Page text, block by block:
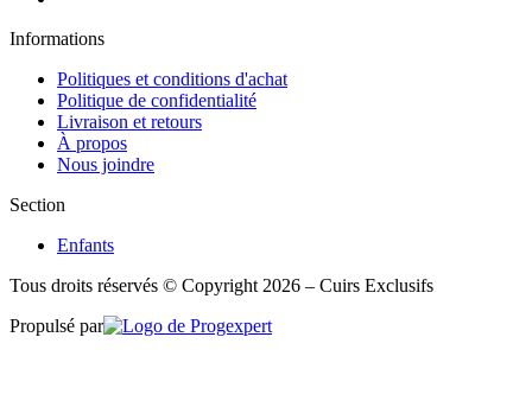
Informations
Politiques et conditions d'achat
Politique de confidentialité
Livraison et retours
À propos
Nous joindre
Section
Enfants
Tous droits réservés © Copyright 2026 – Cuirs Exclusifs
Propulsé par